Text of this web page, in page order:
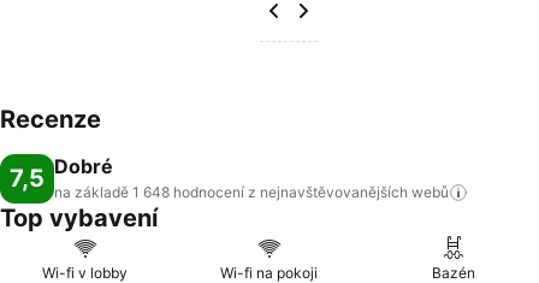
Recenze
7,5 Dobré
na základě 1 648 hodnocení z nejnavštěvovanějších webů
Top vybavení
Wi-fi v lobby Wi-fi na pokoji Bazén